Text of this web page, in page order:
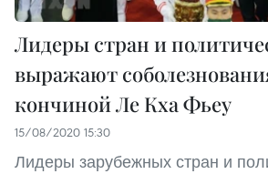
Лидеры стран и
выражают
кончиной Ле Кха Фьеу
15/08/2020 15:30
Лидеры зарубежных стран и